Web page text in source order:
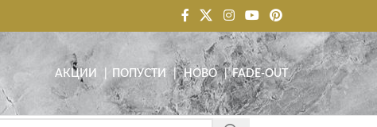
АКЦИИ | ПОПУСТИ |НОВО|FADE-OUT